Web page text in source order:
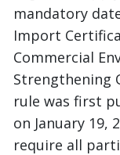
mandatory
Import
Commercial
Strengthening
rule was first
on January 19,
require all